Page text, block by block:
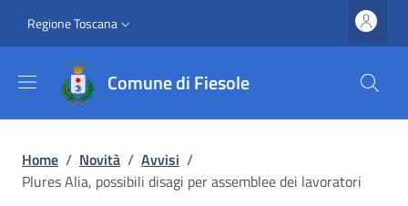
Slim top
Regione Toscana
Comune di Fiesole
Briciole di pane
Home / Novità / Avvisi /
Plures Alia, possibili disagi per assemblee dei lavoratori